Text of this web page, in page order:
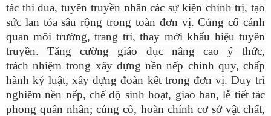
tác thi đua, tuyên truyền nhân các sự kiện chính trị, tạo
sức lan tỏa sâu rộng trong toàn đơn vị. Củng cố cảnh
quan môi trường, trang trí, thay mới khẩu hiệu tuyên
truyền. Tăng cường giáo dục nâng cao ý thức,
trách nhiệm trong xây dựng nền nếp chính quy, chấp
hành kỷ luật, xây dựng đoàn kết trong đơn vị. Duy trì
nghiêm nền nếp, chế độ sinh hoạt, giao ban, lễ tiết tác
phong quân nhân; củng cố, hoàn chỉnh cơ sở vật chất,